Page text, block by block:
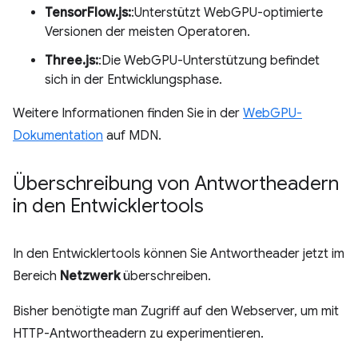
TensorFlow.js::Unterstützt WebGPU-optimierte
Versionen der meisten Operatoren.
Three.js::Die WebGPU-Unterstützung befindet
sich in der Entwicklungsphase.
Weitere Informationen finden Sie in der WebGPU-
Dokumentation auf MDN.
Überschreibung von Antwortheadern
in den Entwicklertools
In den Entwicklertools können Sie Antwortheader jetzt im
Bereich Netzwerküberschreiben.
Bisher benötigte man Zugriff auf den Webserver, um mit
HTTP-Antwortheadern zu experimentieren.